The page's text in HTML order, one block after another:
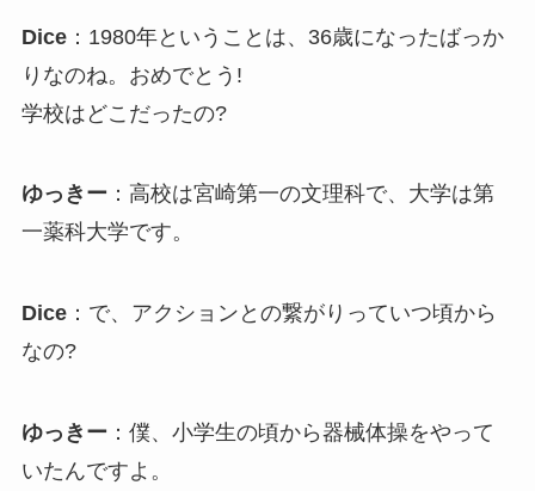
Dice：1980年ということは、36歳になったばっか
りなのね。おめでとう!
学校はどこだったの?
ゆっきー ：高校は宮崎第一の文理科で、大学は第
一薬科大学です。
Dice：で、アクションとの繋がりっていつ頃から
なの?
ゆっきー ：僕、小学生の頃から器械体操をやって
いたんですよ。